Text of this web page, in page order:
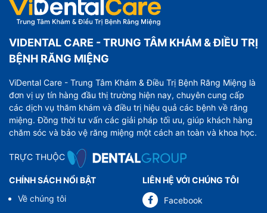
VIDENTAL CARE - TRUNG TÂM KHÁM & ĐIỀU TRỊ
BỆNH RĂNG MIỆNG
ViDental Care - Trung Tâm Khám & Điều Trị Bệnh Răng Miệng là
đơn vị uy tín hàng đầu thị trường hiện nay, chuyên cung cấp
các dịch vụ thăm khám và điều trị hiệu quả các bệnh về răng
miệng. Đồng thời tư vấn các giải pháp tối ưu, giúp khách hàng
chăm sóc và bảo vệ răng miệng một cách an toàn và khoa học.
TRỰC THUỘC
CHÍNH SÁCH NỔI BẬT
Về chúng tôi
LIÊN HỆ VỚI CHÚNG TÔI
Facebook